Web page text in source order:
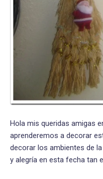
Hola mis queridas amigas
aprenderemos a decorar
decorar los ambientes de
y alegría en esta fecha tan